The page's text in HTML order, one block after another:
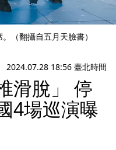
（翻攝自五月天臉書）
2024.07.28 18:56 臺北時間
滑脫」 停
4場巡演曝